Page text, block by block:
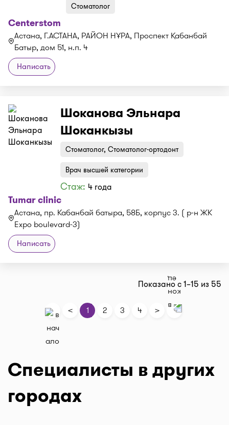
Стоматолог
Centerstom
Астана, Г.АСТАНА, РАЙОН НҰРА, Проспект Қабанбай
Батыр, дом 51, н.п. 4
Написать
Шоканова Эльнара
Шоканкызы
Стоматолог, Стоматолог-ортодонт
Врач высшей категории
Стаж: 4 года
Tumar clinic
Астана, пр. Кабанбай батыра, 58Б, корпус 3. ( р-н ЖК
Expo boulevard-3)
Написать
Показано с 1–15 из 55
< 1 2 3 4 >
Специалисты в других
городах